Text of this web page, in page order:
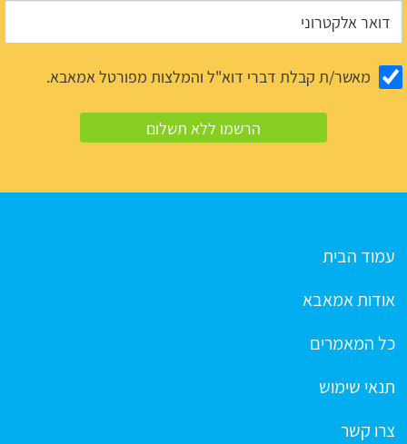
מאשר/ת קבלת דברי דוא"ל והמלצות מפורטל אמאבא.
עמוד הבית
אודות אמאבא
כל המאמרים
תנאי שימוש
צרו קשר